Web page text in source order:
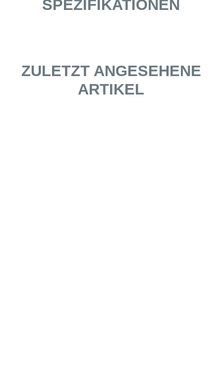
SPEZIFIKATIONEN
ZULETZT ANGESEHENE
ARTIKEL